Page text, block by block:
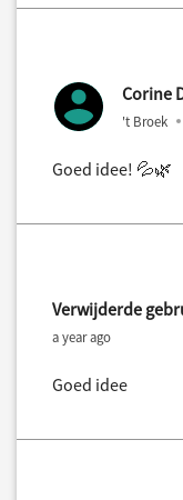
Corine
't Broek
Goed idee! 💦🌿
Verwijderde
a year ago
Goed idee